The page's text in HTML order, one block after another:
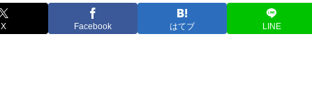
X Facebook はてブ LINE